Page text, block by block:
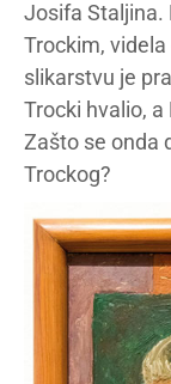
Josifa Staljina.
Trockim,
slikarstvu je
Trocki hvalio,
Zašto se onda
Trockog?